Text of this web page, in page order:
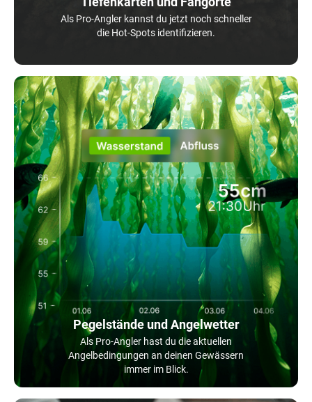
Als Pro-Angler kannst du jetzt noch schneller
die Hot-Spots identifizieren.
Pegelstände und Angelwetter
Als Pro-Angler hast du die aktuellen
Angelbedingungen an deinen Gewässern
immer im Blick.